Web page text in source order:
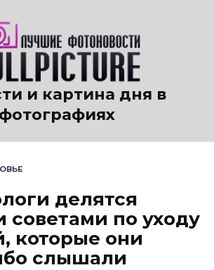
и картина дня в
фотографиях
делятся
по уходу
которые они
слышали